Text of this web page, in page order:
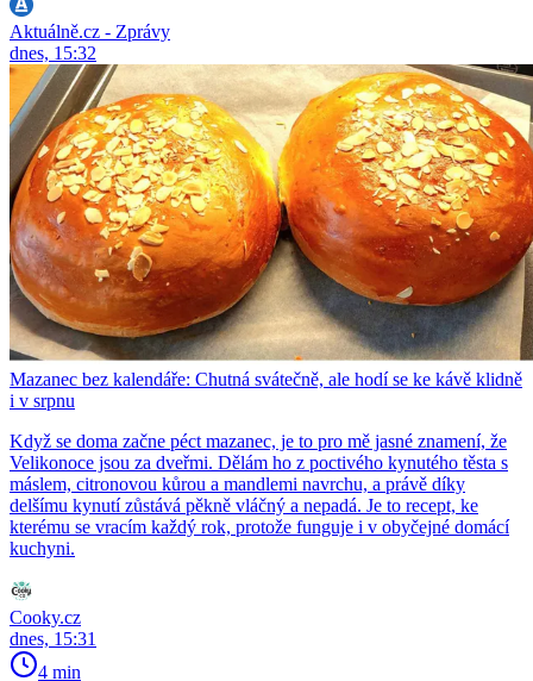
Aktuálně.cz - Zprávy
dnes, 15:32
Mazanec bez kalendáře: Chutná svátečně, ale hodí se ke kávě klidně
i v srpnu
Když se doma začne péct mazanec, je to pro mě jasné znamení, že
Velikonoce jsou za dveřmi. Dělám ho z poctivého kynutého těsta s
máslem, citronovou kůrou a mandlemi navrchu, a právě díky
delšímu kynutí zůstává pěkně vláčný a nepadá. Je to recept, ke
kterému se vracím každý rok, protože funguje i v obyčejné domácí
kuchyni.
Cooky.cz
dnes, 15:31
4 min